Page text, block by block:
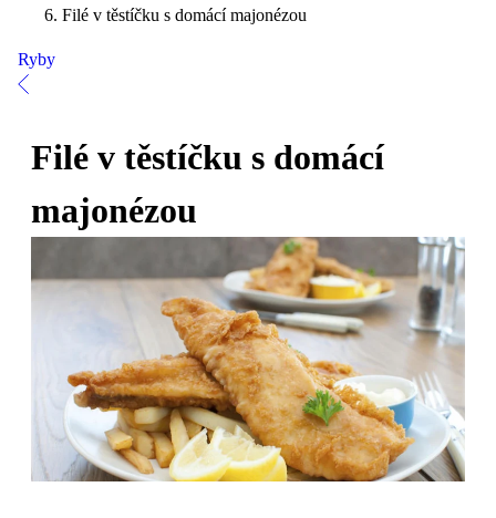
Filé v těstíčku s domácí majonézou
Ryby
Filé v těstíčku s domácí
majonézou